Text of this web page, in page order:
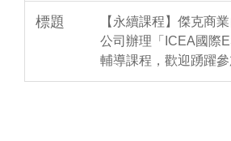
【永續課程】傑克商
公司辦理「ICEA國際
輔導課程，歡迎踴躍參